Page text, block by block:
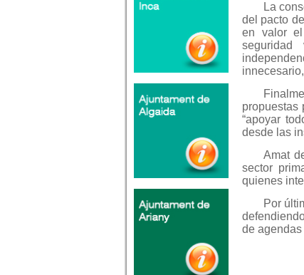
La
del pacto
en valor el
propuestas
“apoyar
desde las
Amat
sector
quienes
Por
de agendas